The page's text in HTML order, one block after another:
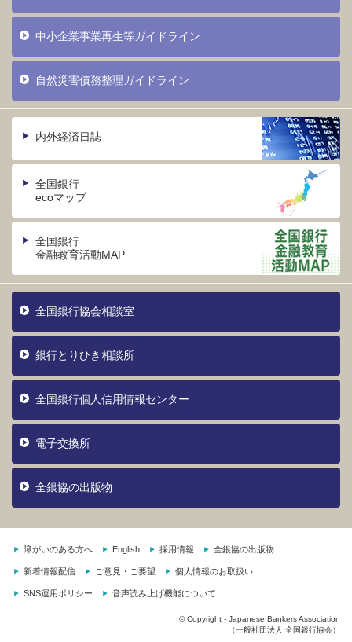
中小企業事業再生等ガイドライン
自然災害債務整理ガイドライン
内外経済日誌
全国銀行
ecoマップ
全国銀行
金融教育活動MAP
全国銀行協会相談室
銀行とりひき相談所
全国銀行個人信用情報センター
電子交換所
全銀協の出版物
障がいのある方へ English 採用情報 全銀協の出版物
新着情報配信 ご意見・ご要望 個人情報のお取扱い
SNS運用ポリシー 音声読み上げ機能について
© Copyright - Japanese Bankers Association
（一般社団法人 全国銀行協会）